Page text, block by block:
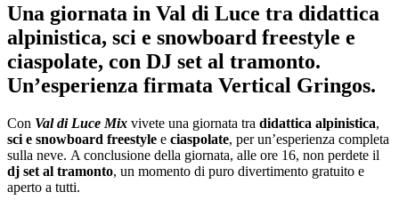
Una giornata in Val di Luce tra didattica
alpinistica, sci e snowboard freestyle e
ciaspolate, con DJ set al tramonto.
Un’esperienza firmata Vertical Gringos.
Con Val di Luce Mix vivete una giornata tra didattica alpinistica,
sci e snowboard freestyle e ciaspolate, per un’esperienza completa
sulla neve. A conclusione della giornata, alle ore 16, non perdete il
dj set al tramonto, un momento di puro divertimento gratuito e
aperto a tutti.